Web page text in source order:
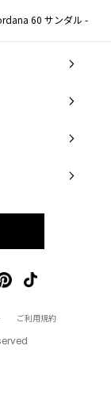
60 サンダル - FR
ご利用規約